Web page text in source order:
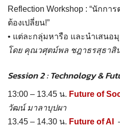
Reflection Workshop : “นักก
ต้องเปลี่ยน!”
• แต่ละกลุ่มหารือ และนำเสนอ
โดย คุณวศุตม์พล ชฎาธรสุธาสิ
Session 2 : Technology &
13:00 – 13.45 น. Future of
วัฒน์ มาลาบุปผา
13.45 – 14.30 น. Future of AI